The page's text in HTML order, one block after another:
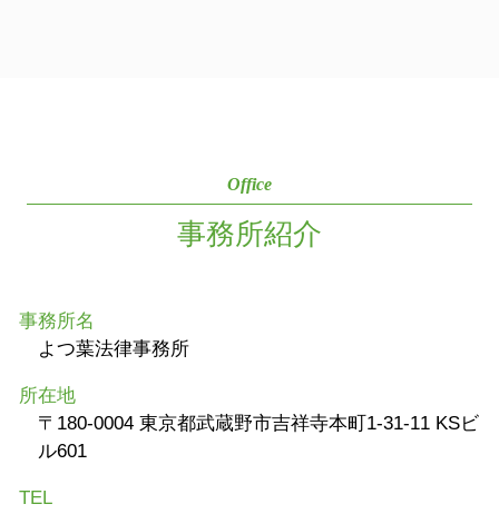
Office
事務所紹介
事務所名
よつ葉法律事務所
所在地
〒180-0004 東京都武蔵野市吉祥寺本町1-31-11 KSビ
ル601
TEL